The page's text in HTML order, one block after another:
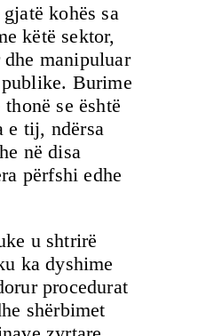
kohës sa
këtë sektor,
manipuluar
Burime
se është
e tij, ndërsa
në disa
përfshi edhe
u shtrirë
ka dyshime
procedurat
shërbimet